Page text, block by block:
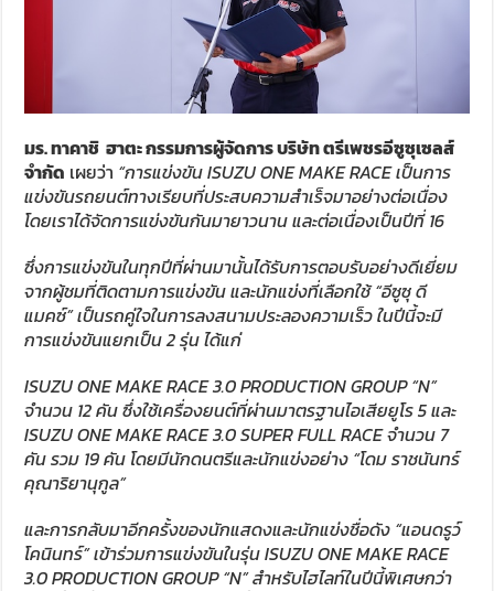
มร. ทาคาชิ ฮาตะ กรรมการผู้จัดการ บริษัท ตรีเพชรอีซูซุเซลส์
จำกัด เผยว่า “การแข่งขันISUZU ONE MAKE RACEเป็นการ
แข่งขันรถยนต์ทางเรียบที่ประสบความสำเร็จมาอย่างต่อเนื่อง
โดยเราได้จัดการแข่งขันกันมายาวนาน และต่อเนื่องเป็นปีที่16
ซึ่งการแข่งขันในทุกปีที่ผ่านมานั้นได้รับการตอบรับอย่างดีเยี่ยม
จากผู้ชมที่ติดตามการแข่งขัน และนักแข่งที่เลือกใช้ “อีซูซุ ดี
แมคซ์” เป็นรถคู่ใจในการลงสนามประลองความเร็ว ในปีนี้จะมี
การแข่งขันแยกเป็น2รุ่น ได้แก่
ISUZU ONE MAKE RACE 3.0 PRODUCTION GROUP “N”
จำนวน 12คัน ซึ่งใช้เครื่องยนต์ที่ผ่านมาตรฐานไอเสียยูโร5และ
ISUZU ONE MAKE RACE 3.0 SUPER FULL RACEจำนวน 7
คัน รวม 19คัน โดยมีนักดนตรีและนักแข่งอย่าง “โดม ราชนันทร์
คุณาริยานุกูล”
และการกลับมาอีกครั้งของนักแสดงและนักแข่งชื่อดัง “แอนดรูว์
โคนินทร์” เข้าร่วมการแข่งขันในรุ่นISUZU ONE MAKE RACE
3.0 PRODUCTION GROUP “N”สำหรับไฮไลท์ในปีนี้พิเศษกว่า